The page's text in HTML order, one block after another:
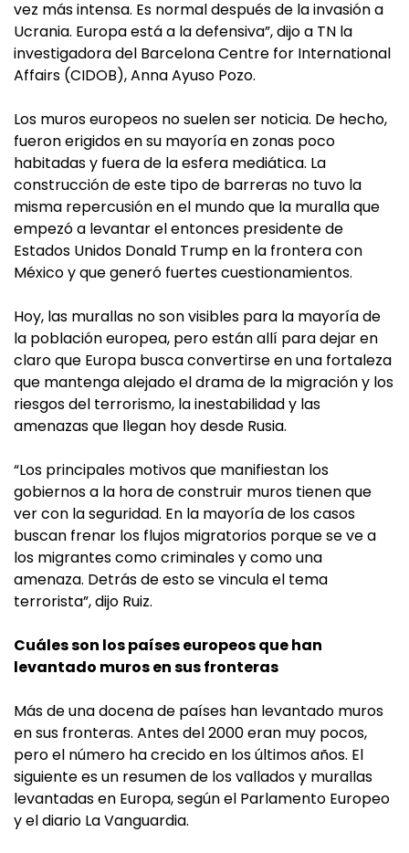
vez más intensa. Es normal después de la invasión a
Ucrania. Europa está a la defensiva”, dijo a TN la
investigadora del Barcelona Centre for International
Affairs (CIDOB), Anna Ayuso Pozo.
Los muros europeos no suelen ser noticia. De hecho,
fueron erigidos en su mayoría en zonas poco
habitadas y fuera de la esfera mediática. La
construcción de este tipo de barreras no tuvo la
misma repercusión en el mundo que la muralla que
empezó a levantar el entonces presidente de
Estados Unidos Donald Trump en la frontera con
México y que generó fuertes cuestionamientos.
Hoy, las murallas no son visibles para la mayoría de
la población europea, pero están allí para dejar en
claro que Europa busca convertirse en una fortaleza
que mantenga alejado el drama de la migración y los
riesgos del terrorismo, la inestabilidad y las
amenazas que llegan hoy desde Rusia.
“Los principales motivos que manifiestan los
gobiernos a la hora de construir muros tienen que
ver con la seguridad. En la mayoría de los casos
buscan frenar los flujos migratorios porque se ve a
los migrantes como criminales y como una
amenaza. Detrás de esto se vincula el tema
terrorista”, dijo Ruiz.
Cuáles son los países europeos que han
levantado muros en sus fronteras
Más de una docena de países han levantado muros
en sus fronteras. Antes del 2000 eran muy pocos,
pero el número ha crecido en los últimos años. El
siguiente es un resumen de los vallados y murallas
levantadas en Europa, según el Parlamento Europeo
y el diario La Vanguardia.